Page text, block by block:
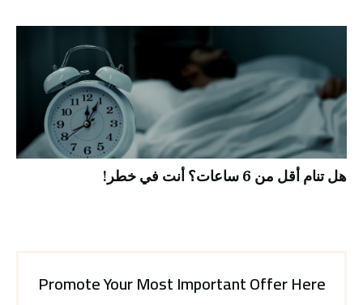
هل تنام أقل من 6 ساعات؟ أنت في خطر!
Promote Your Most Important Offer Here